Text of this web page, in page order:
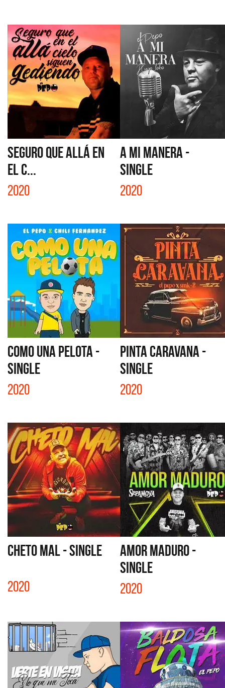
SEGURO QUE ALLÁ EN
EL C...
2020
A MI MANERA -
SINGLE
2020
COMO UNA PELOTA -
SINGLE
2020
PINTA CARAVANA -
SINGLE
2020
CHETO MAL - SINGLE
2020
AMOR MADURO -
SINGLE
2020